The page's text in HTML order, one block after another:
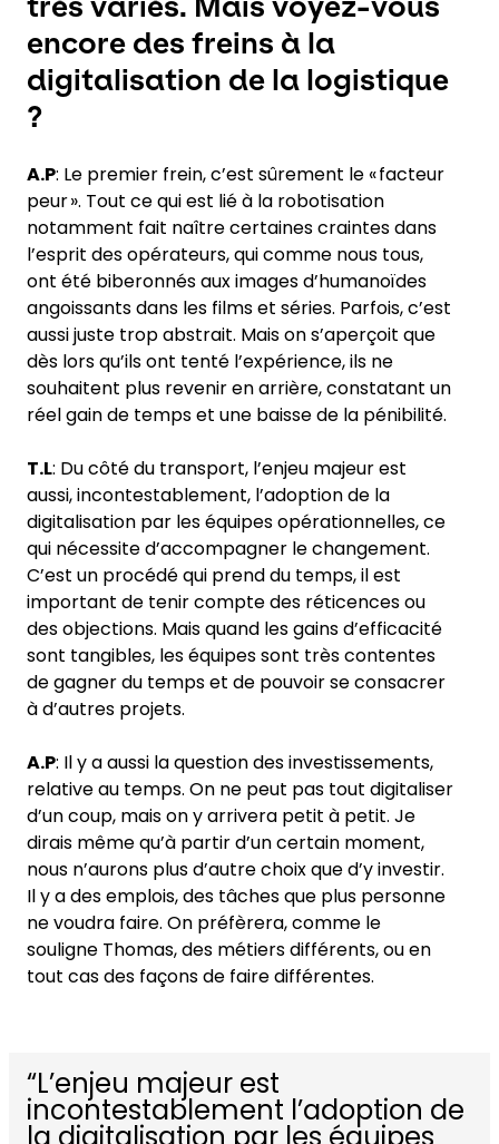
encore des freins à la
digitalisation de la logistique
?
A.P: Le premier frein, c’est sûrement le « facteur
peur ». Tout ce qui est lié à la robotisation
notamment fait naître certaines craintes dans
l’esprit des opérateurs, qui comme nous tous,
ont été biberonnés aux images d’humanoïdes
angoissants dans les films et séries. Parfois, c’est
aussi juste trop abstrait. Mais on s’aperçoit que
dès lors qu’ils ont tenté l’expérience, ils ne
souhaitent plus revenir en arrière, constatant un
réel gain de temps et une baisse de la pénibilité.
T.L: Du côté du transport, l’enjeu majeur est
aussi, incontestablement, l’adoption de la
digitalisation par les équipes opérationnelles, ce
qui nécessite d’accompagner le changement.
C’est un procédé qui prend du temps, il est
important de tenir compte des réticences ou
des objections. Mais quand les gains d’efficacité
sont tangibles, les équipes sont très contentes
de gagner du temps et de pouvoir se consacrer
à d’autres projets.
A.P: Il y a aussi la question des investissements,
relative au temps. On ne peut pas tout digitaliser
d’un coup, mais on y arrivera petit à petit. Je
dirais même qu’à partir d’un certain moment,
nous n’aurons plus d’autre choix que d’y investir.
Il y a des emplois, des tâches que plus personne
ne voudra faire. On préfèrera, comme le
souligne Thomas, des métiers différents, ou en
tout cas des façons de faire différentes.
“L’enjeu majeur est
incontestablement l’adoption de
la digitalisation par les équipes